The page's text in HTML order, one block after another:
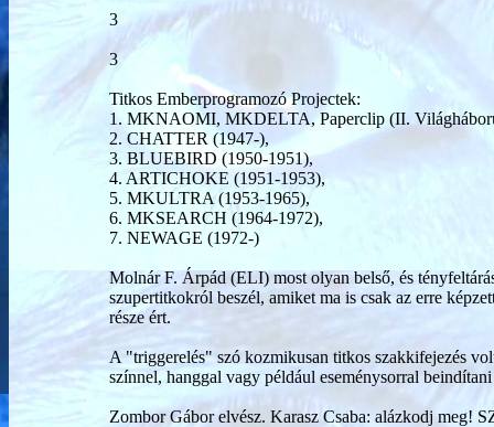
3
3
Titkos Emberprogramozó Projectek:
1. MKNAOMI, MKDELTA, Paperclip (II.
2. CHATTER (1947-),
3. BLUEBIRD (1950-1951),
4. ARTICHOKE (1951-1953),
5. MKULTRA (1953-1965),
6. MKSEARCH (1964-1972),
7. NEWAGE (1972-)
Molnár F. Árpád (ELI) most olyan belső, és
szupertitkokról beszél, amiket ma is csak az erre
része ért.
A "triggerelés" szó kozmikusan titkos szakkifejezés
színnel, hanggal vagy például eseménysorral
Zombor Gábor elvész. Karasz Csaba: alázkodj meg!